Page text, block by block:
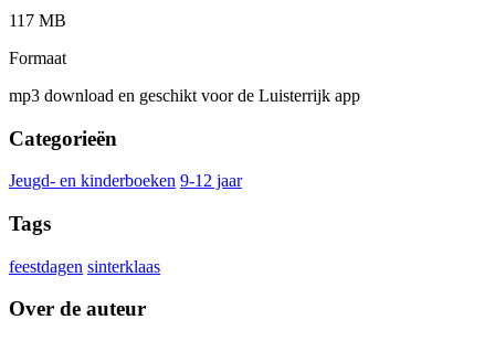
117 MB
Formaat
mp3 download en geschikt voor de Luisterrijk app
Categorieën
Jeugd- en kinderboeken 9-12 jaar
Tags
feestdagen sinterklaas
Over de auteur